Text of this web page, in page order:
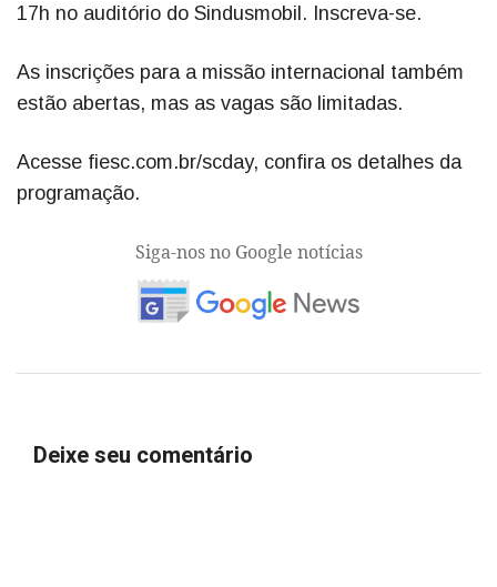
17h no auditório do Sindusmobil. Inscreva-se.
As inscrições para a missão internacional também
estão abertas, mas as vagas são limitadas.
Acesse fiesc.com.br/scday, confira os detalhes da
programação.
Siga-nos no Google notícias
Deixe seu comentário